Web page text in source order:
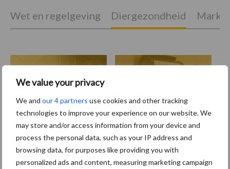
We value your privacy
We and our 4 partners use cookies and other tracking
technologies to improve your experience on our website. We
may store and/or access information from your device and
process the personal data, such as your IP address and
browsing data, for purposes like providing you with
personalized ads and content, measuring marketing campaign
Wet en regelgeving Diergezondheid
Vogelgriep
Toon meer